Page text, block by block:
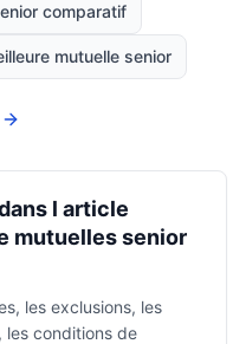
comparatif
mutuelle senior
l article
mutuelles senior
les exclusions, les
les conditions de